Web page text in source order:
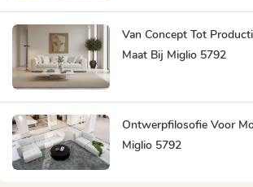
Van Concept Tot
Maat Bij Miglio 5792
Ontwerpfilosofie Voor
Miglio 5792